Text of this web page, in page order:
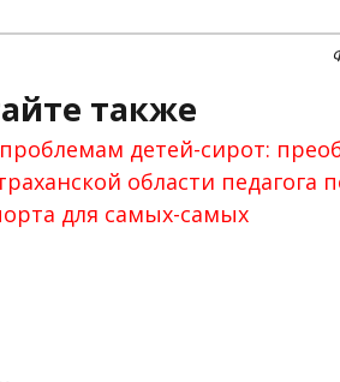
также
детей-сирот:
области
для самых-самых